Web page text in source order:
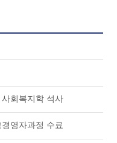
회복지학 석사
영자과정 수료